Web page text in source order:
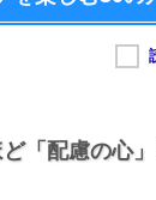
「配慮の心」